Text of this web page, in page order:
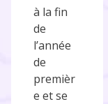
à la fin
de
l’année
de
premièr
e et se